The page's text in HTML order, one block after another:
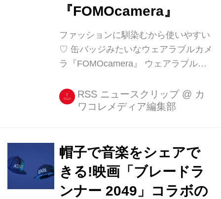
『FOMOcamera』
ファッションに馴染むから使いやすい
♡ 缶バッジみたいなウェアラブルカメ
ラ『FOMOcamera』 ウェアラブルカ
浮かぶところですが。 あの「いかにも
ガジェット使ってます感」や「アクテ
今回ご紹介する『FOMOca [...]
RSS ニュースクリップ @ カ
ワコレメディア編集部
帽子で音楽をシェアで
きる!映画「ブレードラ
ンナー 2049」コラボの